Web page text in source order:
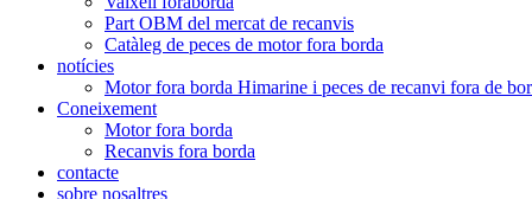
Part OBM del mercat de recanvis
Catàleg de peces de motor fora borda
notícies
Motor fora borda Himarine i peces de recanvi fora de
Coneixement
Motor fora borda
Recanvis fora borda
contacte
sobre nosaltres